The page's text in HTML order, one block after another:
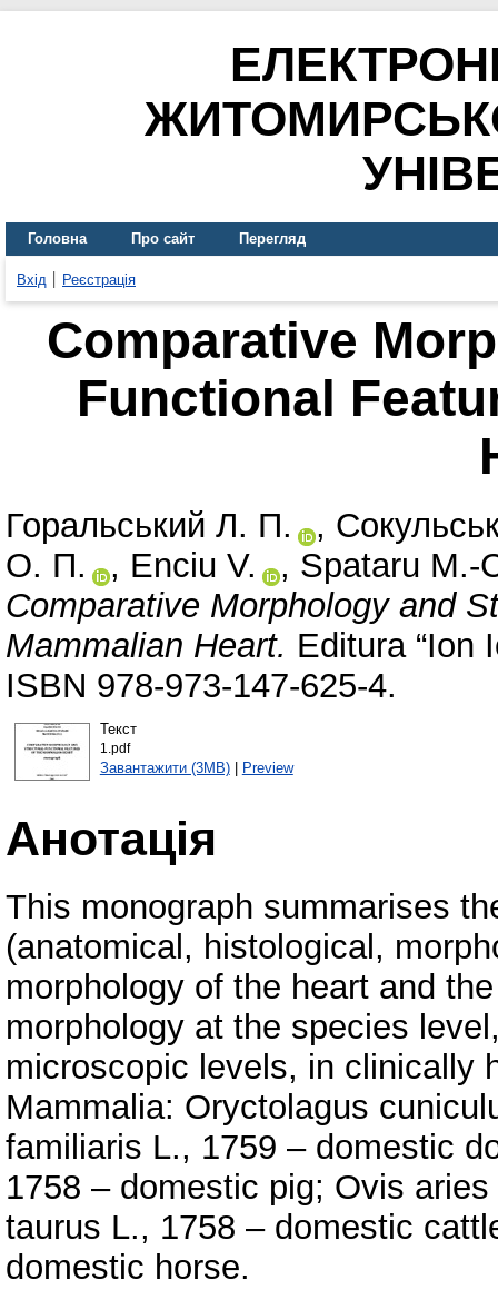
Головна Про сайт Перегляд
Вхід Реєстрація
Comparative
Functional
Горальський Л. П. ,
О. П.
, Enciu V. , Spataru M.-
Comparative Morphology and
Mammalian Heart. Editura “Ion
ISBN 978-973-147-625-4.
Текст
1.pdf
Завантажити (3MB)| Preview
Анотація
This monograph summarises
(anatomical, histological,
morphology of the heart and
morphology at the species
microscopic levels, in clinically
Mammalia: Oryctolagus
familiaris L., 1759 – domestic
1758 – domestic pig; Ovis
taurus L., 1758 – domestic
domestic horse.